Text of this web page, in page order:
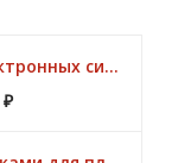
Комплект электронных сигнализаторов TRAPER Prestige 4+1
₽